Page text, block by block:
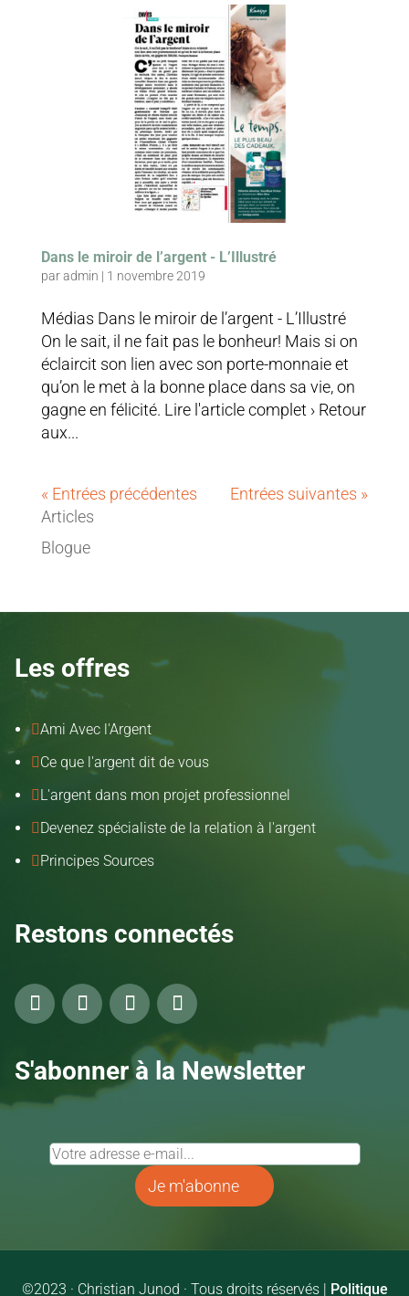
Dans le miroir de l’argent - L’Illustré
paradmin | 1 novembre 2019
Médias Dans le miroir de l’argent - L’Illustré
On le sait, il ne fait pas le bonheur! Mais si on
éclaircit son lien avec son porte-monnaie et
qu’on le met à la bonne place dans sa vie, on
gagne en félicité. Lire l'article complet › Retour
aux...
« Entrées précédentes
Entrées suivantes »
Articles
Blogue
Les offres
Ami Avec l'Argent
Ce que l'argent dit de vous
 L'argent dans mon projet professionnel
 Devenez spécialiste de la relation à l'argent
 Principes Sources
Restons connectés
S'abonner à la Newsletter
Je m'abonne
©2023 · Christian Junod · Tous droits réservés | Politique